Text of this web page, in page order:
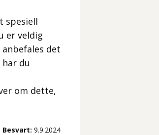
spesiell
er veldig
det
du
om dette,
Besvart: 9.9.2024